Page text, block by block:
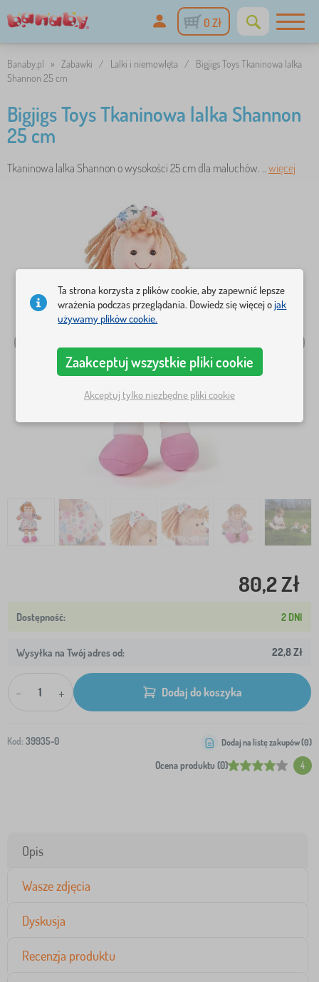
0 Zł
Banaby.pl » Zabawki / Lalki i niemowlęta /
Bigjigs Toys Tkaninowa lalka
Shannon 25 cm
Bigjigs Toys Tkaninowa lalka Shannon
25 cm
Tkaninowa lalka Shannon o wysokości 25 cm dla maluchów. .. więcej
80,2 Zł
2 DNI
Wysyłka na Twój adres od: 22,8 Zł
- + Dodaj do koszyka
Kod: 39935-0
Ocena produktu (0) 4
Dodaj na listę zakupów (0)
Opis
Wasze zdjęcia
Dyskusja
Recenzja produktu
Ta strona korzysta z plików cookie, aby zapewnić lepsze
wrażenia podczas przeglądania. Dowiedz się więcej ojak
używamy plików cookie.
Zaakceptuj wszystkie pliki cookie
Akceptuj tylko niezbędne pliki cookie